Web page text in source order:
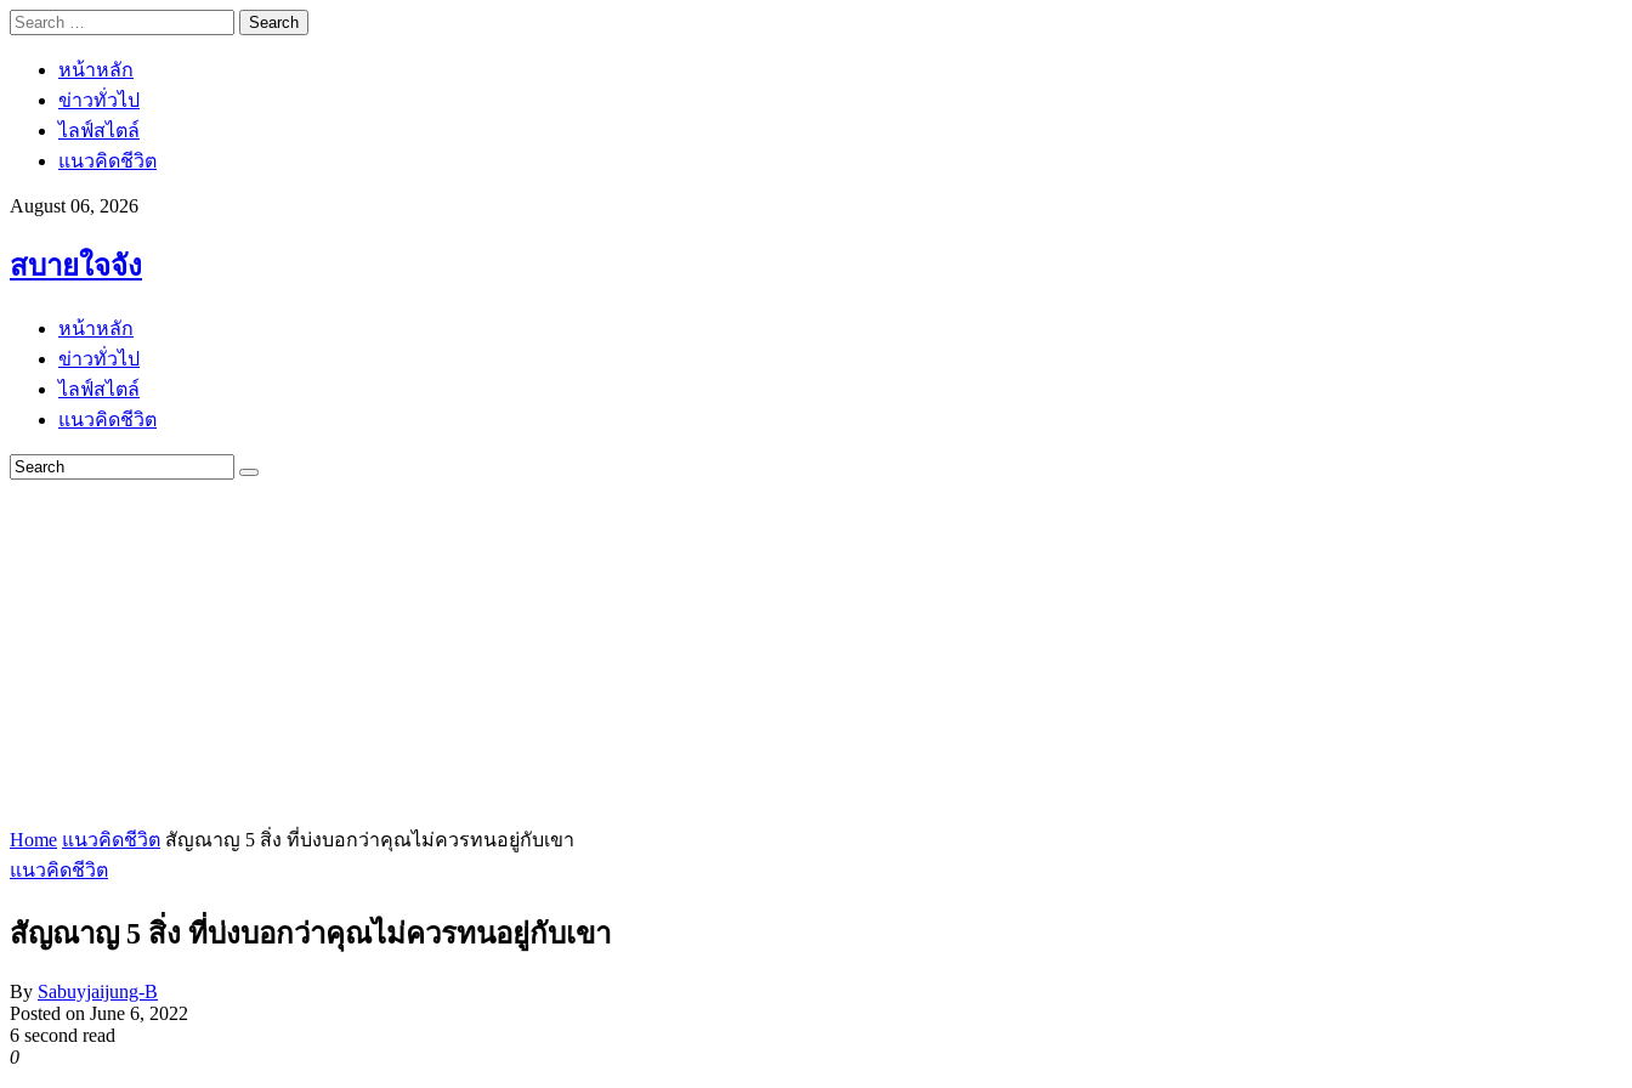
Search
for:
หน้าหลัก
ข่าวทั่วไป
ไลฟ์สไตล์
แนวคิดชีวิต
August 06, 2026
สบายใจจัง
หน้าหลัก
ข่าวทั่วไป
ไลฟ์สไตล์
แนวคิดชีวิต
Home แนวคิดชีวิต สัญณาญ 5 สิ่ง ที่บ่งบอกว่าคุณไม่ควรทนอยู่กับเขา
แนวคิดชีวิต
สัญณาญ 5 สิ่ง ที่บ่งบอกว่าคุณไม่ควรทนอยู่กับเขา
By Sabuyjaijung-B
Posted on June 6, 2022
6 second read
0